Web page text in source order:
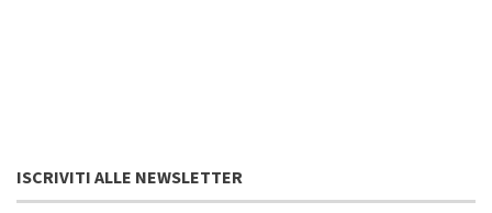
ISCRIVITI ALLE NEWSLETTER